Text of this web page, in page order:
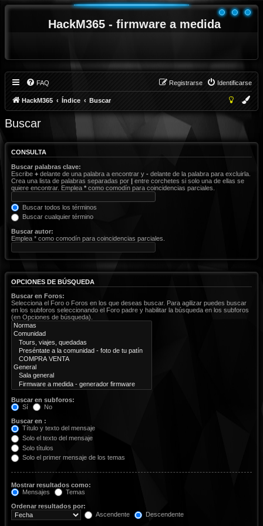
HackM365 - firmware a medida
FAQ Identificarse
Registrarse
HackM365 Índice Buscar
Buscar
CONSULTA
Buscar palabras clave:
Escribe + delante de una palabra a encontrar y - delante de la palabra para excluirla.
Crea una lista de palabras separadas por | entre corchetes si solo una de ellas se
quiere encontrar. Emplea * como comodín para coincidencias parciales.
Buscar todos los términos
Buscar cualquier término
Buscar autor:
Emplea * como comodín para coincidencias parciales.
OPCIONES DE BÚSQUEDA
Buscar en Foros:
Selecciona el Foro o Foros en los que deseas buscar. Para agilizar puedes buscar
en los subforos seleccionando el Foro padre y habilitar la búsqueda en los subforos
(en Opciones de búsqueda).
Buscar en subforos:
Sí
No
Buscar en :
Título y texto del mensaje
Solo el texto del mensaje
Solo títulos
Solo el primer mensaje de los temas
Mostrar resultados como:
Mensajes
Temas
Ordenar resultados por:
Ascendente
Descendente